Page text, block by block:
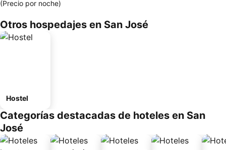
(Precio por noche)
Otros hospedajes en San José
Hostel
Categorías destacadas de hoteles en San
José